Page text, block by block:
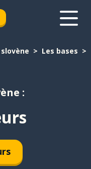
Les bases
: